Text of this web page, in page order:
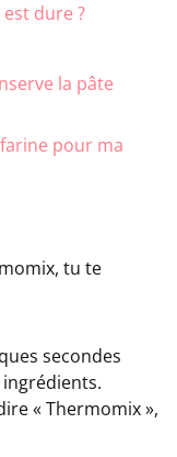
dure ?
la pâte
pour ma
tu te
secondes
« Thermomix »,